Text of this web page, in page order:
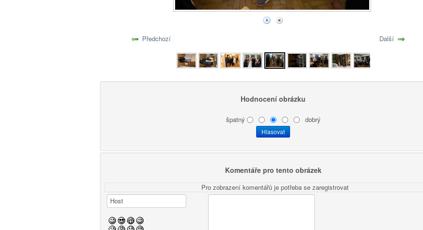
Předchozí Další
Hodnocení obrázku
špatný dobrý
Komentáře pro tento obrázek
Pro zobrazení komentářů je potřeba se zaregistrovat